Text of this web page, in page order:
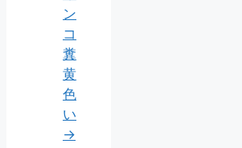
ン
コ
糞
黄
色
い
→